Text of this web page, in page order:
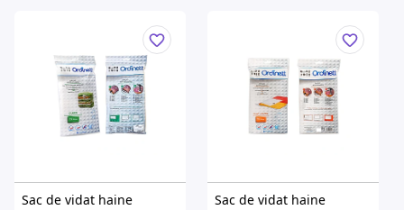
Sac de vidat haine
Sac de vidat haine